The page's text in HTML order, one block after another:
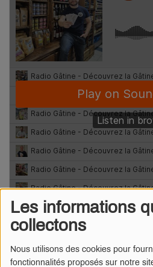
Les informations
collectons
Nous utilisons des cookies pour
fonctionnalités proposés sur notre